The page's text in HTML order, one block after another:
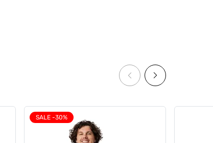
Комплект трусів "First
SALE -30%